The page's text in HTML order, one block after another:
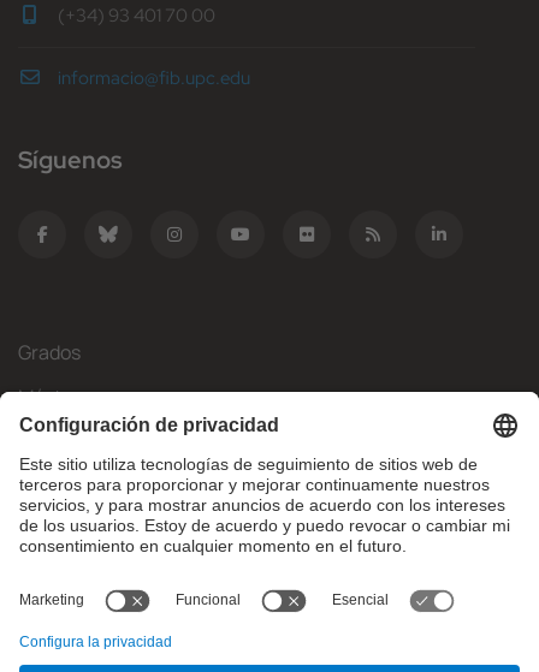
(+34) 93 401 70 00
informacio@fib.upc.edu
Síguenos
Grados
Másteres
Movilidad Internacional
Investigación
Empresa
¿Qué necesitas?